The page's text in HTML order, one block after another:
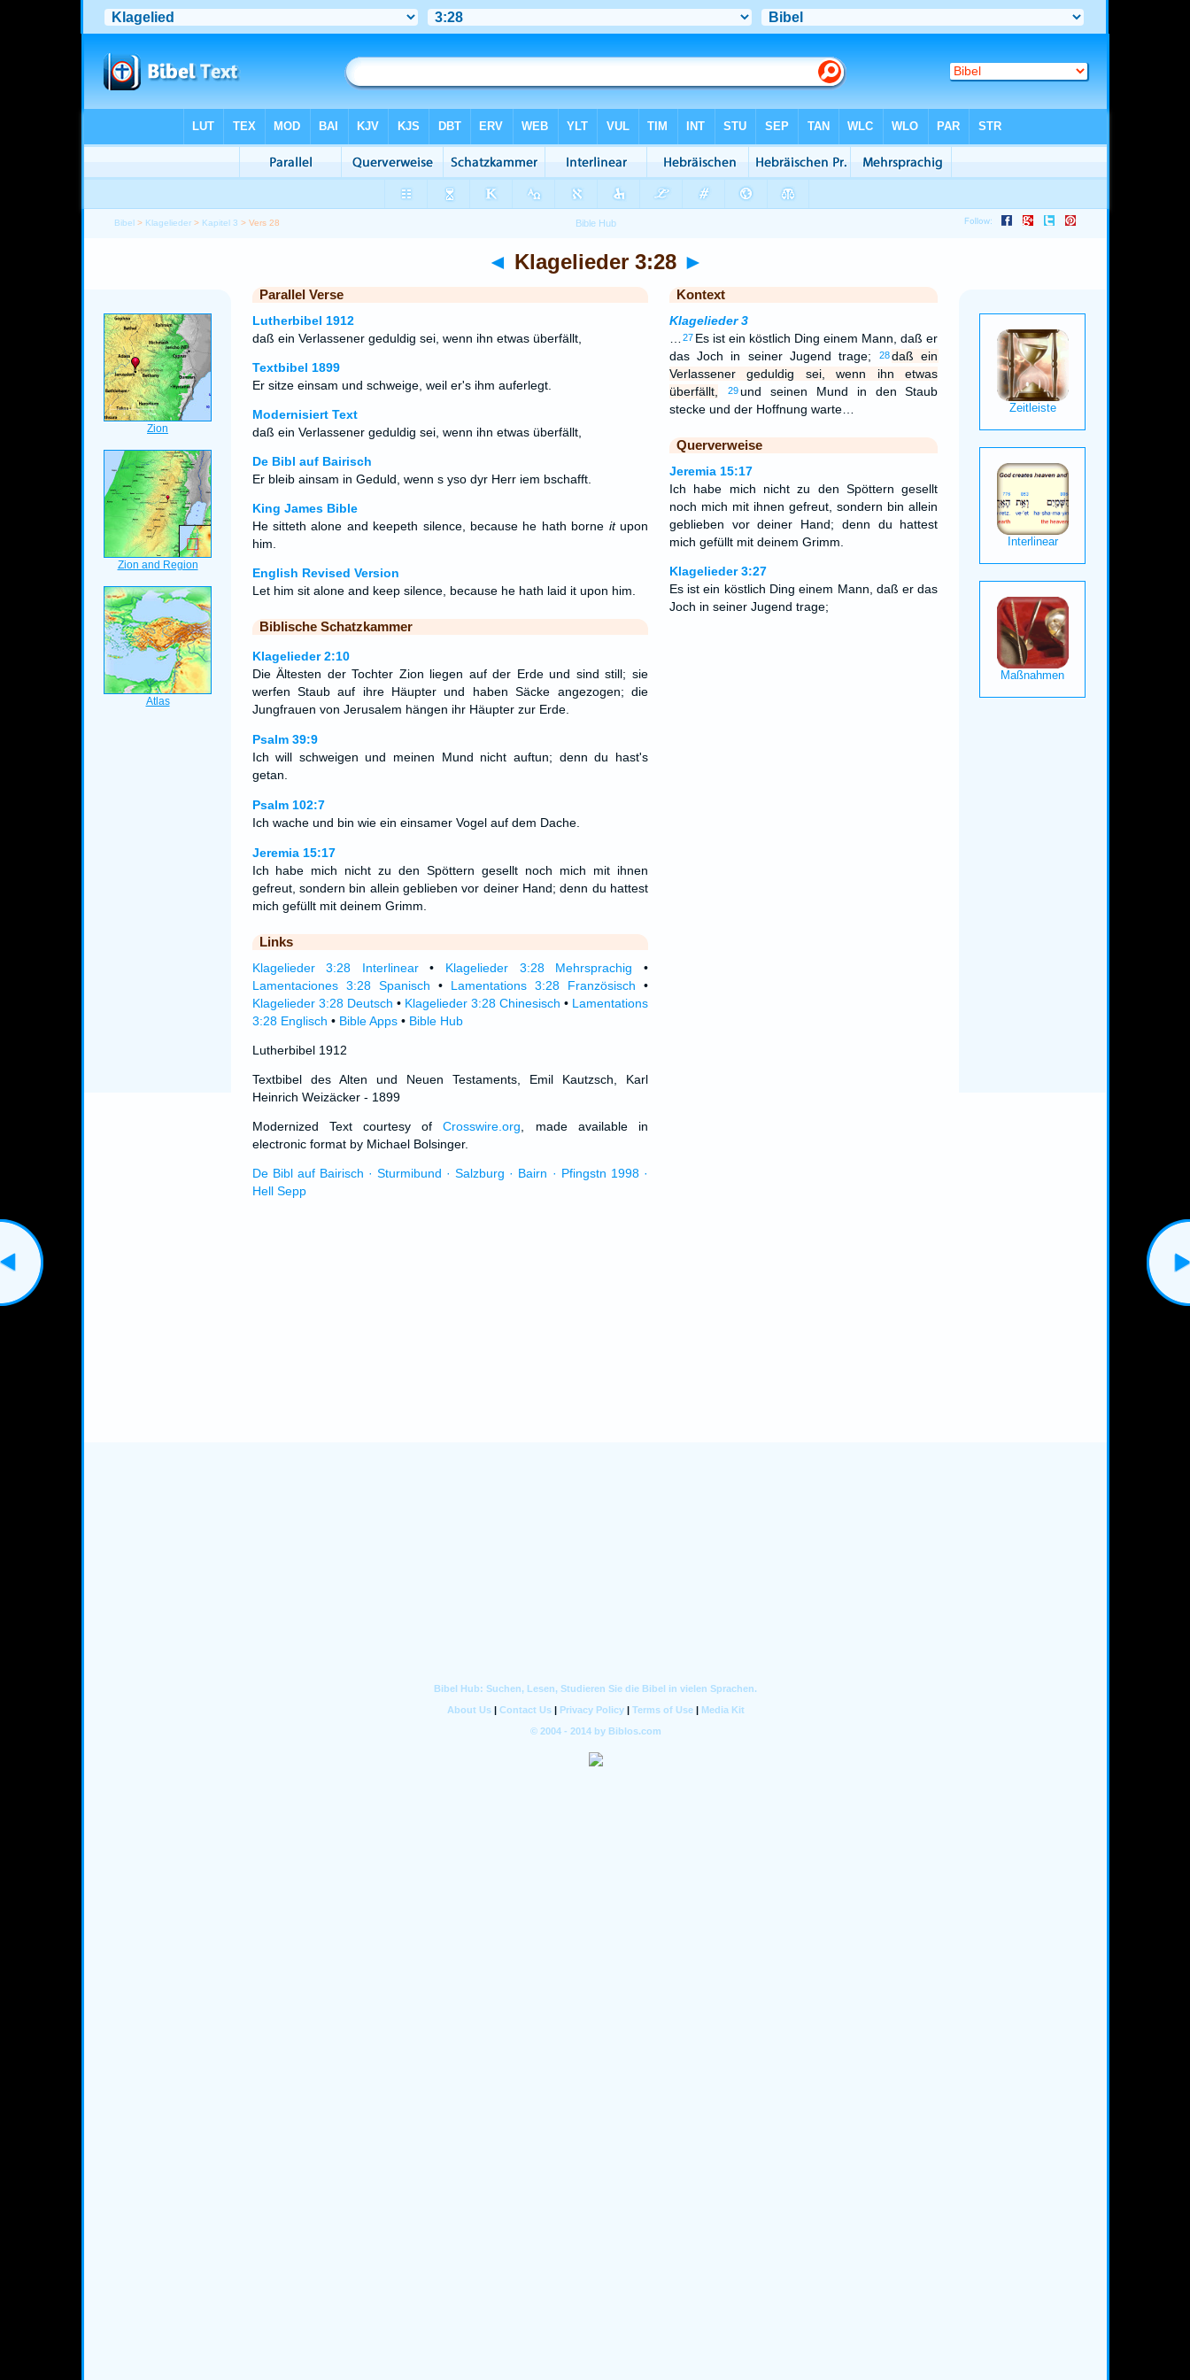
Bibel > Klagelieder > Kapitel 3 > Vers 28
◄ Klagelieder 3:28 ►
Parallel Verse
Lutherbibel 1912
daß ein Verlassener geduldig sei, wenn ihn etwas überfällt,
Textbibel 1899
Er sitze einsam und schweige, weil er's ihm auferlegt.
Modernisiert Text
daß ein Verlassener geduldig sei, wenn ihn etwas überfällt,
De Bibl auf Bairisch
Er bleib ainsam in Geduld, wenn s yso dyr Herr iem bschafft.
King James Bible
He sitteth alone and keepeth silence, because he hath borne itupon
him.
English Revised Version
Let him sit alone and keep silence, because he hath laid it upon him.
Biblische Schatzkammer
Klagelieder 2:10
Die Ältesten der Tochter Zion liegen auf der Erde und sind still; sie
werfen Staub auf ihre Häupter und haben Säcke angezogen; die
Jungfrauen von Jerusalem hängen ihr Häupter zur Erde.
Psalm 39:9
Ich will schweigen und meinen Mund nicht auftun; denn du hast's
getan.
Psalm 102:7
Ich wache und bin wie ein einsamer Vogel auf dem Dache.
Jeremia 15:17
Ich habe mich nicht zu den Spöttern gesellt noch mich mit ihnen
gefreut, sondern bin allein geblieben vor deiner Hand; denn du hattest
mich gefüllt mit deinem Grimm.
Links
Klagelieder 3:28 Interlinear• Klagelieder 3:28 Mehrsprachig •
Lamentaciones 3:28 Spanisch • Lamentations 3:28 Französisch •
Klagelieder 3:28 Deutsch • Klagelieder 3:28 Chinesisch • Lamentations
3:28 Englisch • Bible Apps• Bible Hub
Lutherbibel 1912
Textbibel des Alten und Neuen Testaments, Emil Kautzsch, Karl
Heinrich Weizäcker - 1899
Modernized Text courtesy ofCrosswire.org , made available in
electronic format by Michael Bolsinger.
De Bibl auf Bairisch · Sturmibund · Salzburg · Bairn · Pfingstn 1998 ·
Hell Sepp
Kontext
Klagelieder 3
27 Es ist ein köstlich Ding einem Mann, daß er
das Joch in seiner Jugend trage;
28daß ein
Verlassener geduldig sei, wenn ihn etwas
überfällt,
29und seinen Mund in den Staub
stecke und der Hoffnung warte…
Querverweise
Jeremia 15:17
Ich habe mich nicht zu den Spöttern gesellt
noch mich mit ihnen gefreut, sondern bin allein
geblieben vor deiner Hand; denn du hattest
mich gefüllt mit deinem Grimm.
Klagelieder 3:27
Es ist ein köstlich Ding einem Mann, daß er das
Joch in seiner Jugend trage;